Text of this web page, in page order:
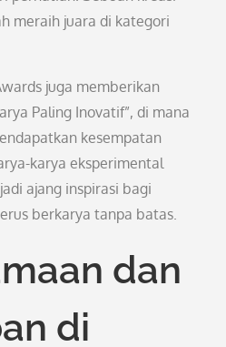
meraih juara di kategori
juga memberikan
Paling Inovatif”, di mana
kesempatan
karya eksperimental
ajang inspirasi bagi
berkarya tanpa batas.
dan
di